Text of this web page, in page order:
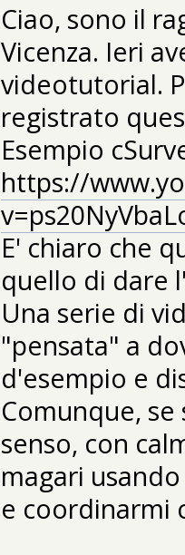
Ciao, sono il
Vicenza. Ieri
videotutorial.
registrato
Esempio
https://
E' chiaro che
quello di dare
Una serie di
"pensata" a
d'esempio e
Comunque, se
senso, con
magari
e coordinarmi